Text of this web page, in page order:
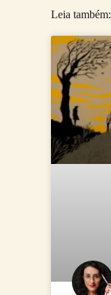
Leia também: